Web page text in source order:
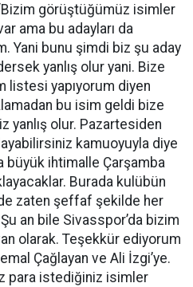
görüştüğümüz isimler
ama bu adayları da
Yani bunu şimdi biz şu aday
yanlış olur yani. Bize
listesi yapıyorum diyen
bu isim geldi bize
yanlış olur. Pazartesiden
kamuoyuyla diye
büyük ihtimalle Çarşamba
Burada kulübün
zaten şeffaf şekilde her
an bile Sivasspor’da bizim
olarak. Teşekkür ediyorum
Çağlayan ve Ali İzgi’ye.
para istediğiniz isimler